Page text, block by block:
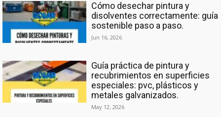
Cómo desechar pintura y
disolventes correctamente: guía
sostenible paso a paso.
Jun 16, 2026
Guía práctica de pintura y
recubrimientos en superficies
especiales: pvc, plásticos y
metales galvanizados.
May 12, 2026